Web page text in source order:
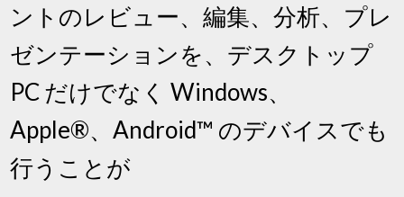
ントのレビュー、編集、分析、プレ
ゼンテーションを、デスクトップ
PC だけでなく Windows、
Apple®、Android™ のデバイスでも
行うことが